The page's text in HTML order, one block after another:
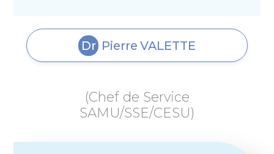
Dr Pierre VALETTE
(Chef de Service
SAMU/SSE/CESU)